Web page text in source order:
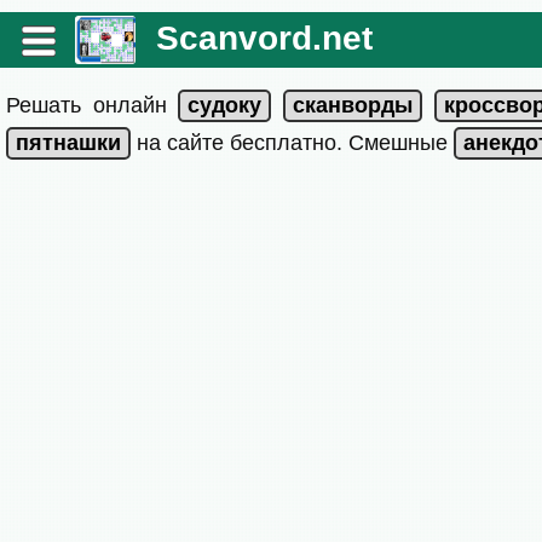
Scanvord.net
Решать онлайн
на сайте бесплатно. Смешные